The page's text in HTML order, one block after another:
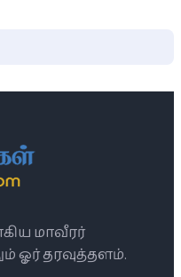
மாவீரர்
ஓர் தரவுத்தளம்.